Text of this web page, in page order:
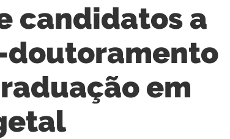
candidatos a
doutoramento
em